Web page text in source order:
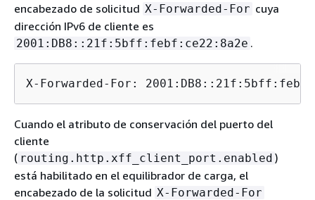
encabezado de solicitud X-Forwarded-For cuya
dirección IPv6 de cliente es
2001:DB8::21f:5bff:febf:ce22:8a2e .
X-Forwarded-For:
Cuando el atributo de conservación del puerto del
cliente
( routing.http.xff_client_port.enabled )
está habilitado en el equilibrador de carga, el
encabezado de la solicitud X-Forwarded-For